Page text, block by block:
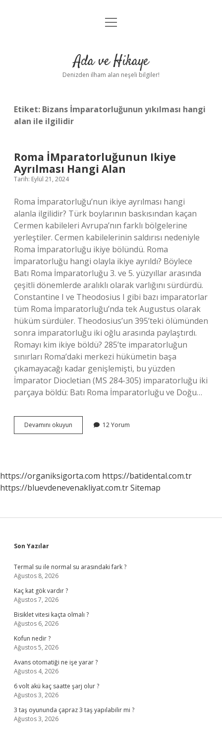
Anasayfa
Yasal Uyarı
menüyü
Ada ve Hikaye
Denizden ilham alan neşeli bilgiler!
Etiket: Bizans İmparatorluğunun yıkılması hangi
alan ile ilgilidir
Roma İMparatorluğunun Ikiye
Ayrılması Hangi Alan
Tarih: Eylül 21, 2024
Roma İmparatorluğu’nun ikiye ayrılması hangi
alanla ilgilidir? Türk boylarının baskısından kaçan
Cermen kabileleri Avrupa’nın farklı bölgelerine
yerleştiler. Cermen kabilelerinin saldırısı nedeniyle
Roma İmparatorluğu ikiye bölündü. Roma
İmparatorluğu hangi olayla ikiye ayrıldı? Böylece
Batı Roma İmparatorluğu 3. ve 5. yüzyıllar arasında
çeşitli dönemlerde aralıklı olarak varlığını sürdürdü.
Constantine I ve Theodosius I gibi bazı imparatorlar
tüm Roma İmparatorluğu’nda tek Augustus olarak
hüküm sürdüler. Theodosius’un 395’teki ölümünden
sonra imparatorluğu iki oğlu arasında paylaştırdı.
Romayı kim ikiye böldü? 285’te imparatorluğun
sınırları Roma’daki merkezi hükümetin başa
çıkamayacağı kadar genişlemişti, bu yüzden
İmparator Diocletian (MS 284-305) imparatorluğu iki
parçaya böldü: Batı Roma İmparatorluğu ve Doğu…
Devamını okuyun
İMparatorluğunun
12 Yorum
https://organiksigorta.com https://batidental.com.tr
https://bluevdenevenakliyat.com.trSitemap
Sidebar
Son Yazılar
Termal su ile normal su arasındaki fark ?
Ağustos 8, 2026
Kaç kat gök vardır ?
Ağustos 7, 2026
Bisiklet vitesi kaçta olmalı ?
Ağustos 6, 2026
Kofun nedir ?
Ağustos 5, 2026
Avans otomatiği ne işe yarar ?
Ağustos 4, 2026
6 volt akü kaç saatte şarj olur ?
Ağustos 3, 2026
3 taş oyununda çapraz 3 taş yapılabilir mi ?
Ağustos 3, 2026